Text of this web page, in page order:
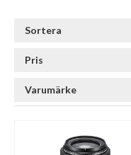
Sortera
Pris
Varumärke